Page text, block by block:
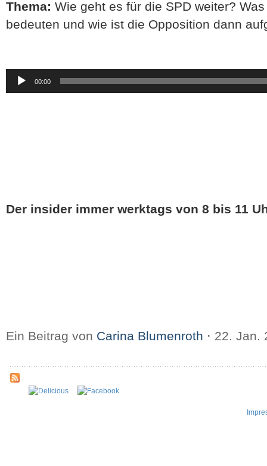
Thema: Wie geht es für die SPD weiter?
bedeuten und wie ist die Opposition dann
Audio-
Player
00:00
Der insider immer werktags von 8 bis 11
Ein Beitrag von Carina Blumenroth ⋅ 22. Jan.